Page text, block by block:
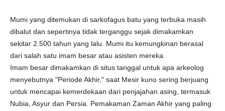
Mumi yang ditemukan di sarkofagus batu yang terbuka masih
dibalut dan sepertinya tidak terganggu sejak dimakamkan
sekitar 2.500 tahun yang lalu. Mumi itu kemungkinan berasal
dari salah satu imam besar atau asisten mereka.
Imam besar dimakamkan di situs tanggal untuk apa arkeolog
menyebutnya "Periode Akhir," saat Mesir kuno sering berjuang
untuk mencapai kemerdekaan dari penjajahan asing, termasuk
Nubia, Asyur dan Persia. Pemakaman Zaman Akhir yang paling